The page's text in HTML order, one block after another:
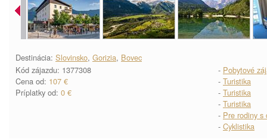
Destinácia: Slovinsko, Gorizia, Bovec
Kód zájazdu: 1377308
Cena od: 107 €
Príplatky od: 0 €
- Pobytové
- Turistika
- Turistika
- Turistika
- Pre rodiny s
- Cyklistika